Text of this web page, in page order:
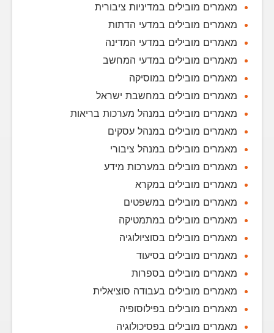
מאמרים מובילים במדיניות ציבורית
מאמרים מובילים במדעי הדתות
מאמרים מובילים במדעי המדינה
מאמרים מובילים במדעי המחשב
מאמרים מובילים במוסיקה
מאמרים מובילים במחשבת ישראל
מאמרים מובילים במנהל מערכות בריאות
מאמרים מובילים במנהל עסקים
מאמרים מובילים במנהל ציבורי
מאמרים מובילים במערכות מידע
מאמרים מובילים במקרא
מאמרים מובילים במשפטים
מאמרים מובילים במתמטיקה
מאמרים מובילים בסוציולוגיה
מאמרים מובילים בסיעוד
מאמרים מובילים בספרות
מאמרים מובילים בעבודה סוציאלית
מאמרים מובילים בפילוסופיה
מאמרים מובילים בפסיכולוגיה